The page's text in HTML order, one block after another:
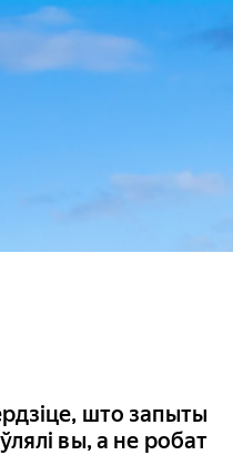
што запыты
вы, а не робат